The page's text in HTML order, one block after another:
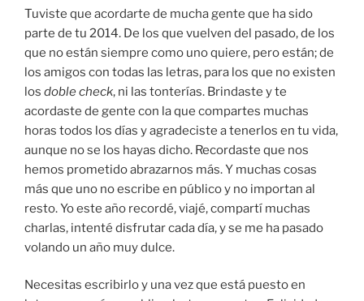
Tuviste que acordarte de mucha gente que ha sido
parte de tu 2014. De los que vuelven del pasado, de los
que no están siempre como uno quiere, pero están; de
los amigos con todas las letras, para los que no existen
los doble check, ni las tonterías. Brindaste y te
acordaste de gente con la que compartes muchas
horas todos los días y agradeciste a tenerlos en tu vida,
aunque no se los hayas dicho. Recordaste que nos
hemos prometido abrazarnos más. Y muchas cosas
más que uno no escribe en público y no importan al
resto. Yo este año recordé, viajé, compartí muchas
charlas, intenté disfrutar cada día, y se me ha pasado
volando un año muy dulce.
Necesitas escribirlo y una vez que está puesto en